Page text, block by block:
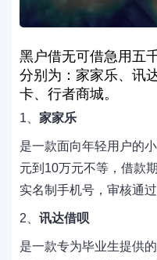
黑户借无可借急用五
分别为：家家乐、讯
卡、行者商城。
1、 家家乐
是一款面向年轻用户的
元到10万元不等，借款
实名制手机号，审核通
2、 讯达借呗
是一款专为毕业生提供